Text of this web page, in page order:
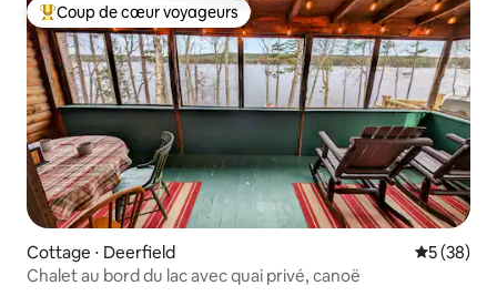
Coups de cœur voyageurs les plus appréciés
Coup de cœur voyageurs
Cottage ⋅ Deerfield
5 (38)
Chalet au bord du lac avec quai privé, canoë